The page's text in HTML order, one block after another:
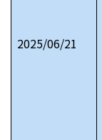
2025/06/21